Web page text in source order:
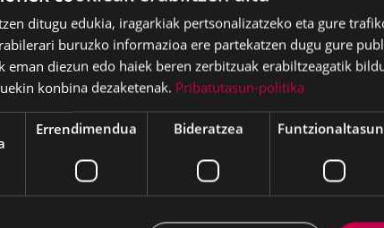
ditugu edukia, iragarkiak pertsonalizatzeko eta gure
buruzko informazioa ere partekatzen dugu gure
eman diezun edo haiek beren zerbitzuak erabiltzeagatik
konbina dezaketenak. Pribatutasun-politika
Errendimendua Bideratzea